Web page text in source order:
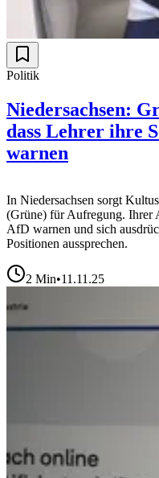
Politik
Niedersachsen:
dass Lehrer ihre
warnen
In Niedersachsen sorgt
(Grüne) für Aufregung. Ihrer
AfD warnen und sich
Positionen aussprechen.
2 Min•11.11.25